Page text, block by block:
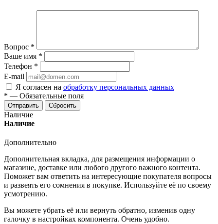
Вопрос *
Ваше имя *
Телефон *
E-mail
Я согласен на обработку персональных данных
* — Обязательные поля
Отправить Сбросить
Наличие
Наличие
Дополнительно
Дополнительная вкладка, для размещения информации о
магазине, доставке или любого другого важного контента.
Поможет вам ответить на интересующие покупателя вопросы
и развеять его сомнения в покупке. Используйте её по своему
усмотрению.
Вы можете убрать её или вернуть обратно, изменив одну
галочку в настройках компонента. Очень удобно.